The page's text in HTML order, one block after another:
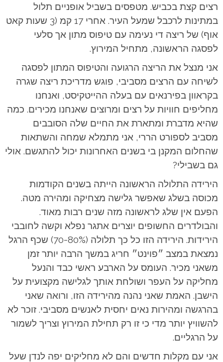
רצים קצת בכביש. מטפסים בשביל אופניים תלול
במתינות לרכבל שמעל העיר. אחרי 17 קמ (3 שעות קאט
אוף) של ריצה די נעימה עם טיפוס מתון אך סלעי
לפסגה הראשונה, מתחיל המירוץ.
אני מנצל את הריצה הרגועה והטיפוס המתון לפסגה
לשיחה עם הרצים מסביבי, פוגש מדריכת ריצה שגרה
בקראוון בפירנאים עם בעלה ההייטקיסט, ואנחנו
מחליפים חוויות על רצים ומרוצים שאנחנו מכירים. כמה
שהיא מדברת ומתארת את החיים שלה הסובבים
מסביב לספורט הררי, אני מתמלא שמחה והשתאות
שהחלום המקנן בי בשנים האחרונות יכול להתגשם. אולי
גם בשבילי?
הירידה התלולה הראשונה הייתה בשנים הקודמות
מכוסה בשלג שאפשר גלישה מצחיקה ומהירה מטה.
הפעם אין שלג לראשונה מזה שנים רבות מאוד.
והבולדרים החשופים יוצרים אתגר נפלא וקשה לחובבי
הירידות. הירידה הזו כל כך תלולה (70-80%) שכף הרגל
נמצאת במצב ״פוינט״ חריג במשך הרבה יותר זמן
משאני מכיר. העומס על הארבע ראשי כבד והנעל
מחליקה על העפר ושולחת אותך לגלישה מקצועית על
הישבן. האמת שאני נהנה מהירידה הזו, ורואה שאני
בהרגשה ומהירות נאים יחסית לאנשים מסביבי. זוכר לא
להשוויץ יותר מדי כי זו רק תחילת המירוץ וצריך לשמור
על הרגליים.
אני עם מקלות חדשים והם לא מחליקים יפה לנדן שעל